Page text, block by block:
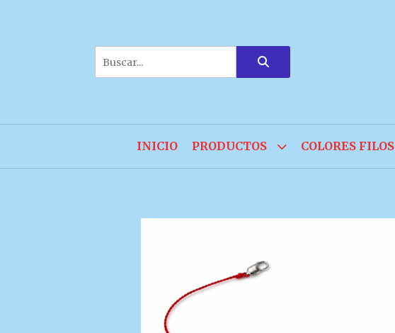
INICIO PRODUCTOS COLORES FILOS